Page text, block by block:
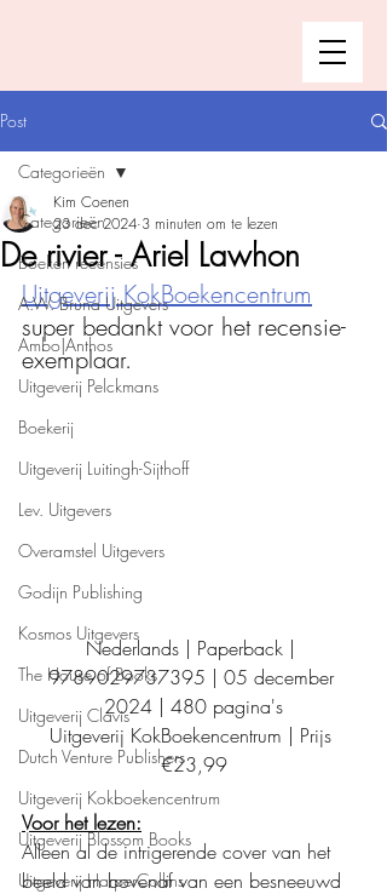
Post
Categorieën
Boeken recensies
A.W. Bruna Uitgevers
Ambo|Anthos
Uitgeverij Pelckmans
Boekerij
Uitgeverij Luitingh-Sijthoff
Lev. Uitgevers
Overamstel Uitgevers
Godijn Publishing
Kosmos Uitgevers
The House of Books
Uitgeverij Clavis
Dutch Venture Publishers
Uitgeverij Kokboekencentrum
Uitgeverij Blossom Books
Uitgeverij HarperCollins
Categorieën
De rivier - Ariel Lawhon
Kim Coenen
23 dec 2024 3 minuten om te lezen
Uitgeverij KokBoekencentrum
super bedankt voor het recensie-
exemplaar.
Nederlands | Paperback |
9789029737395 | 05 december
2024 | 480 pagina's
Uitgeverij KokBoekencentrum | Prijs
€23,99
Voor het lezen:
Alleen al de intrigerende cover van het
beeld van bovenaf van een besneeuwd